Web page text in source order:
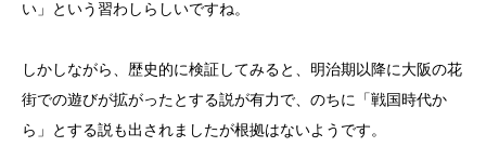
い」という習わしらしいですね。
しかしながら、歴史的に検証してみると、明治期以降に大阪の花
街での遊びが拡がったとする説が有力で、のちに「戦国時代か
ら」とする説も出されましたが根拠はないようです。